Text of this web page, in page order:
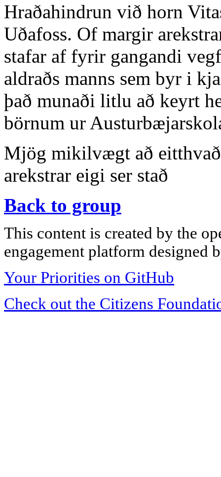
Hraðahindrun við horn
Uðafoss. Of margir
stafar af fyrir gangandi
aldraðs manns sem byr i
það munaði litlu að keyrt
börnum ur
Mjög mikilvægt að
arekstrar eigi ser stað
Back to group
This content is created by the
engagement platform designed
Your Priorities on GitHub
Check out the Citizens